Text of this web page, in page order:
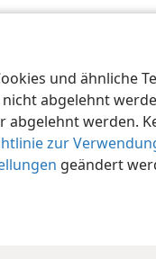
und ähnliche
abgelehnt
werden.
zur
geändert